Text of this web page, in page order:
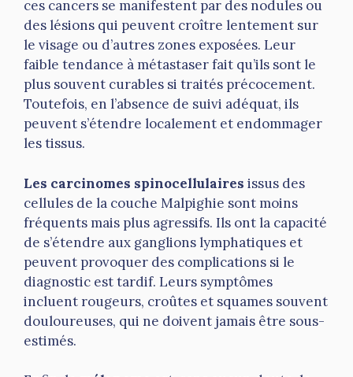
ces cancers se manifestent par des nodules ou
des lésions qui peuvent croître lentement sur
le visage ou d’autres zones exposées. Leur
faible tendance à métastaser fait qu’ils sont le
plus souvent curables si traités précocement.
Toutefois, en l’absence de suivi adéquat, ils
peuvent s’étendre localement et endommager
les tissus.
Les carcinomes spinocellulaires issus des
cellules de la couche Malpighie sont moins
fréquents mais plus agressifs. Ils ont la capacité
de s’étendre aux ganglions lymphatiques et
peuvent provoquer des complications si le
diagnostic est tardif. Leurs symptômes
incluent rougeurs, croûtes et squames souvent
douloureuses, qui ne doivent jamais être sous-
estimés.